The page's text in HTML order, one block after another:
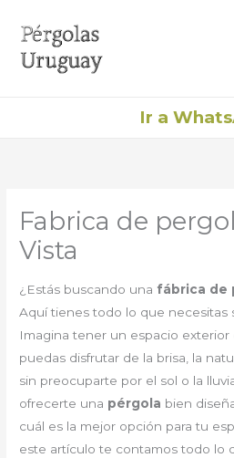
contenido
Ir a
Fabrica de
Vista
¿Estás buscando una fábrica de
Aquí tienes todo lo que necesitas
Imagina tener un espacio
puedas disfrutar de la brisa, la
sin preocuparte por el sol o la
ofrecerte una pérgola bien
cuál es la mejor opción para tu
este artículo te contamos todo lo